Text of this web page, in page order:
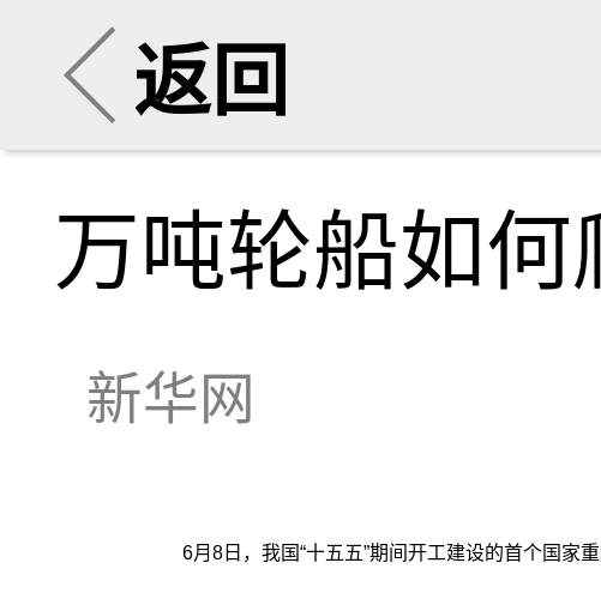
返回
万吨轮船如何
新华网
6月8日，我国“十五五”期间开工建设的首个国